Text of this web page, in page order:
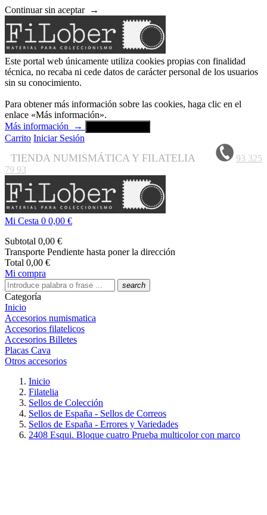
Continuar sin aceptar →
Este portal web únicamente utiliza cookies propias con finalidad
técnica, no recaba ni cede datos de carácter personal de los usuarios
sin su conocimiento.
Para obtener más información sobre las cookies, haga clic en el
enlace «Más información».
Más información
→
Carrito Iniciar Sesión
TIENDA NUMISMÁTICA Y FILATELIA
93 325
79 93
Mi Cesta 0 0,00 €
Subtotal 0,00 €
Transporte Pendiente hasta poner la dirección
Total 0,00 €
Mi compra
search
Categoría
Inicio
Accesorios numismatica
Accesorios filatelicos
Accesorios Billetes
Placas Cava
Otros accesorios
Inicio
Filatelia
Sellos de Colección
Sellos de España - Sellos de Correos
Sellos de España - Errores y Variedades
2408 Esqui. Bloque cuatro Prueba multicolor con marco